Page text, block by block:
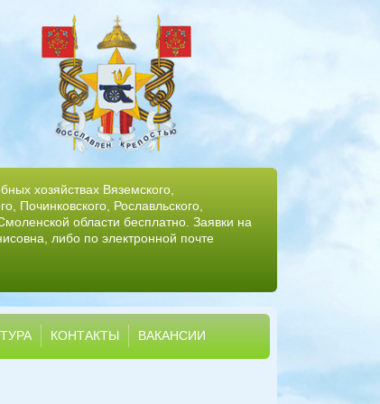
хозяйствах Вяземского,
Починковского, Рославльского,
области бесплатно. Заявки на
либо по электронной почте
КОНТАКТЫ ВАКАНСИИ